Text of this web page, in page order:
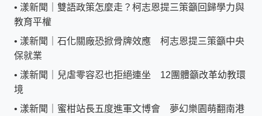
• 漾新聞｜雙語政策怎麼走？柯志恩提三策籲回歸學力與
教育平權
• 漾新聞｜石化關廠恐掀骨牌效應 柯志恩提三策籲中央
保就業
• 漾新聞｜兒虐零容忍也拒絕連坐 12團體籲改革幼教環
境
• 漾新聞｜蜜柑站長五度進軍文博會 夢幻樂園萌翻南港